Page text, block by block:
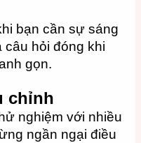
bạn cần sự sáng
câu hỏi đóng khi
gọn.
chỉnh
nghiệm với nhiều
ngần ngại điều